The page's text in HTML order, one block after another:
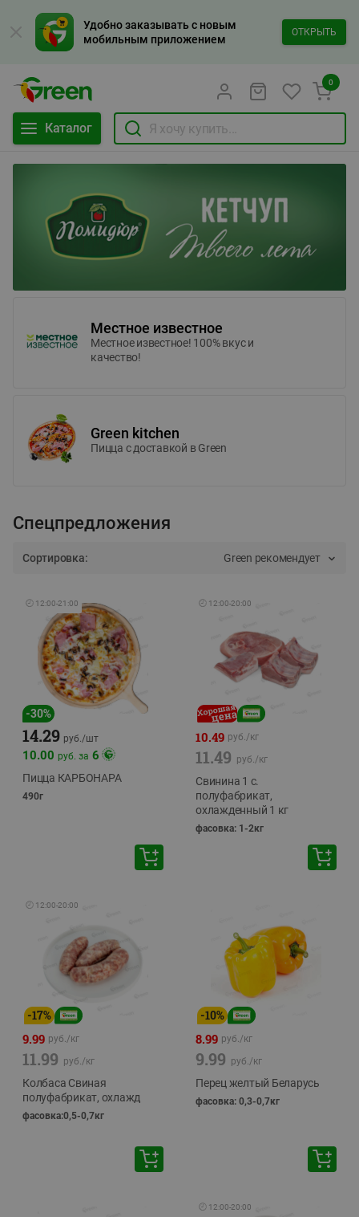
Удобно заказывать с новым
мобильным приложением
ОТКРЫТЬ
Каталог
0
Местное известное
Местное известное! 100% вкус и
качество!
Green kitchen
Пицца c доставкой в Green
Спецпредложения
Сортировка: Green рекомендует
🕘 12:00-21:00
-30%
14.29 руб./шт
10.00 руб. за 6
Пицца КАРБОНАРА
490г
🕘 12:00-20:00
10.49 руб./кг
11.49 руб./кг
Свинина 1 с.
полуфабрикат,
охлажденный 1 кг
фасовка: 1-2кг
🕘 12:00-20:00
-17%
9.99 руб./кг
11.99 руб./кг
Колбаса Свиная
полуфабрикат, охлажд
фасовка:0,5-0,7кг
-10%
8.99 руб./кг
9.99 руб./кг
Перец желтый Беларусь
фасовка: 0,3-0,7кг
🕘 12:00-20:00